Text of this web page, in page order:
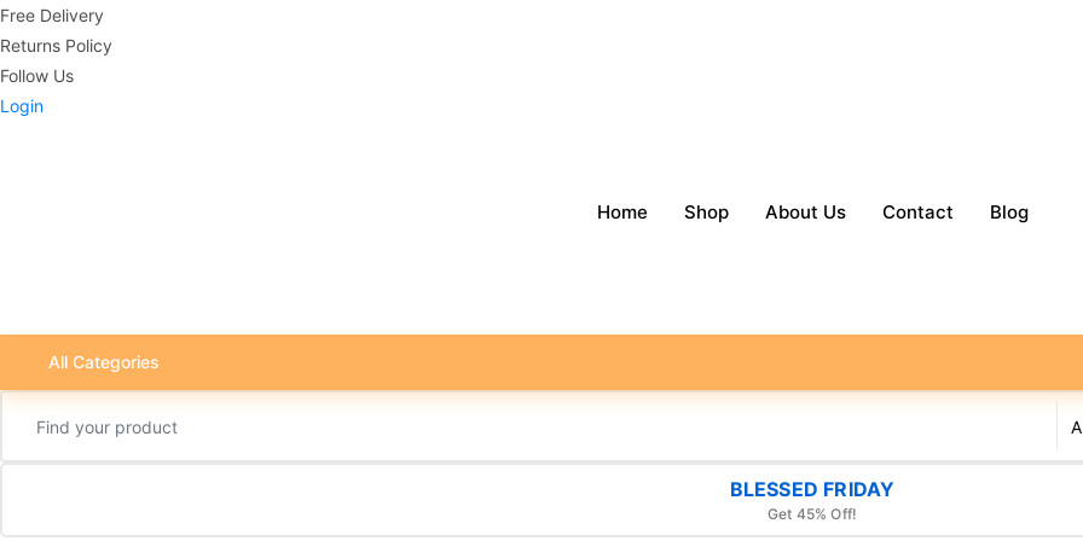
Free Delivery
Returns Policy
Follow Us
Login
Home Shop About Us Contact Blog
All Categories
BLESSED FRIDAY
Get 45% Off!